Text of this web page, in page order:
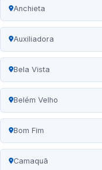
Anchieta
Auxiliadora
Bela Vista
Belém Velho
Bom Fim
Camaquã